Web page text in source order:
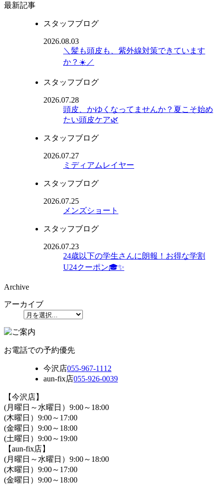
最新記事
スタッフブログ
2026.08.03
＼髪も頭皮も、紫外線対策できています
か？☀️／
スタッフブログ
2026.07.28
頭皮、かゆくなってませんか？夏こそ始め
たい頭皮ケア🌿
スタッフブログ
2026.07.27
ミディアムレイヤー
スタッフブログ
2026.07.25
メンズショート
スタッフブログ
2026.07.23
24歳以下の学生さんに朗報！お得な学割
U24クーポン🎓✨
Archive
アーカイブ
お電話での予約優先
今沢店055-967-1112
aun-fix店055-926-0039
【今沢店】
(月曜日～水曜日）9:00～18:00
(木曜日）9:00～17:00
(金曜日）9:00～18:00
(土曜日）9:00～19:00
【aun-fix店】
(月曜日～水曜日）9:00～18:00
(木曜日）9:00～17:00
(金曜日）9:00～18:00